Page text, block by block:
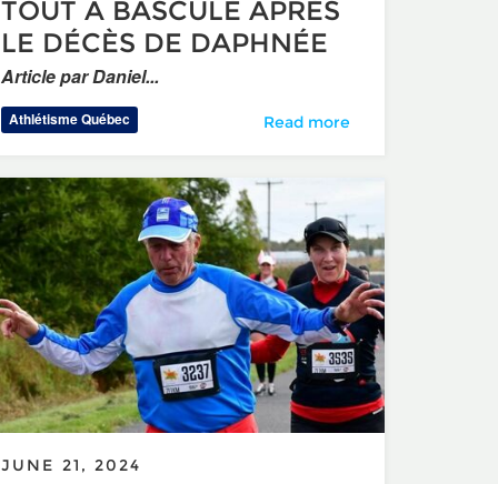
Coordinator
TOUT A BASCULÉ APRÈS
LE DÉCÈS DE DAPHNÉE
Article par Daniel...
Athlétisme Québec TOUT A BASCULÉ APRÈS LE
Read more
JUNE 21, 2024